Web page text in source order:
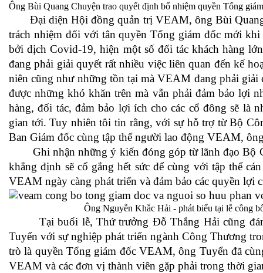
Ông Bùi Quang Chuyện trao quyết định bổ nhiệm quyền Tổng
Đại diện Hội đồng quản trị VEAM, ông Bùi Quang
trách nhiệm đối với tân quyền Tổng giám đốc mới
bởi dịch Covid-19, hiện một số đối tác khách hàng
đang phải giải quyết rất nhiều việc liên quan đến kế
niên cũng như những tồn tại mà VEAM đang phải
được những khó khăn trên mà vẫn phải đảm bảo lợi
hàng, đối tác, đảm bảo lợi ích cho các cổ đông sẽ là
gian tới. Tuy nhiên tôi tin rằng, với sự hỗ trợ từ Bộ
Ban Giám đốc cùng tập thể người lao động VEAM,
Ghi nhận những ý kiến đóng góp từ lãnh đạo Bộ
khẳng định sẽ cố gắng hết sức để cùng với tập thể
VEAM ngày càng phát triển và đảm bảo các quyền
Ông Nguyễn Khắc Hải - phát biểu tại lễ công
Tại buổi lễ, Thứ trưởng Đỗ Thắng Hải cũng
Tuyển với sự nghiệp phát triển ngành Công Thương
trò là quyền Tổng giám đốc VEAM, ông Tuyển đã
VEAM và các đơn vị thành viên gặp phải trong thời